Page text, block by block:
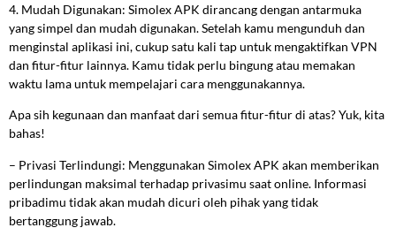
4. Mudah Digunakan: Simolex APK dirancang dengan antarmuka
yang simpel dan mudah digunakan. Setelah kamu mengunduh dan
menginstal aplikasi ini, cukup satu kali tap untuk mengaktifkan VPN
dan fitur-fitur lainnya. Kamu tidak perlu bingung atau memakan
waktu lama untuk mempelajari cara menggunakannya.
Apa sih kegunaan dan manfaat dari semua fitur-fitur di atas? Yuk, kita
bahas!
– Privasi Terlindungi: Menggunakan Simolex APK akan memberikan
perlindungan maksimal terhadap privasimu saat online. Informasi
pribadimu tidak akan mudah dicuri oleh pihak yang tidak
bertanggung jawab.